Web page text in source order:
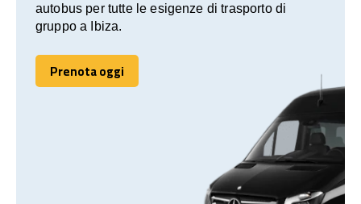
autobus per tutte le esigenze di trasporto di
gruppo a Ibiza.
Prenota oggi
Prenota oggi